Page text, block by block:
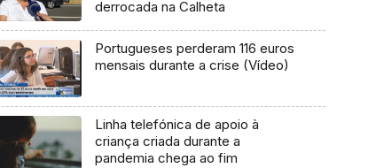
derrocada na Calheta
Portugueses perderam 116 euros
mensais durante a crise (Vídeo)
Linha telefónica de apoio à
criança criada durante a
pandemia chega ao fim